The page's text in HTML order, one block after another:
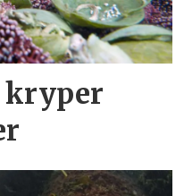
kryper